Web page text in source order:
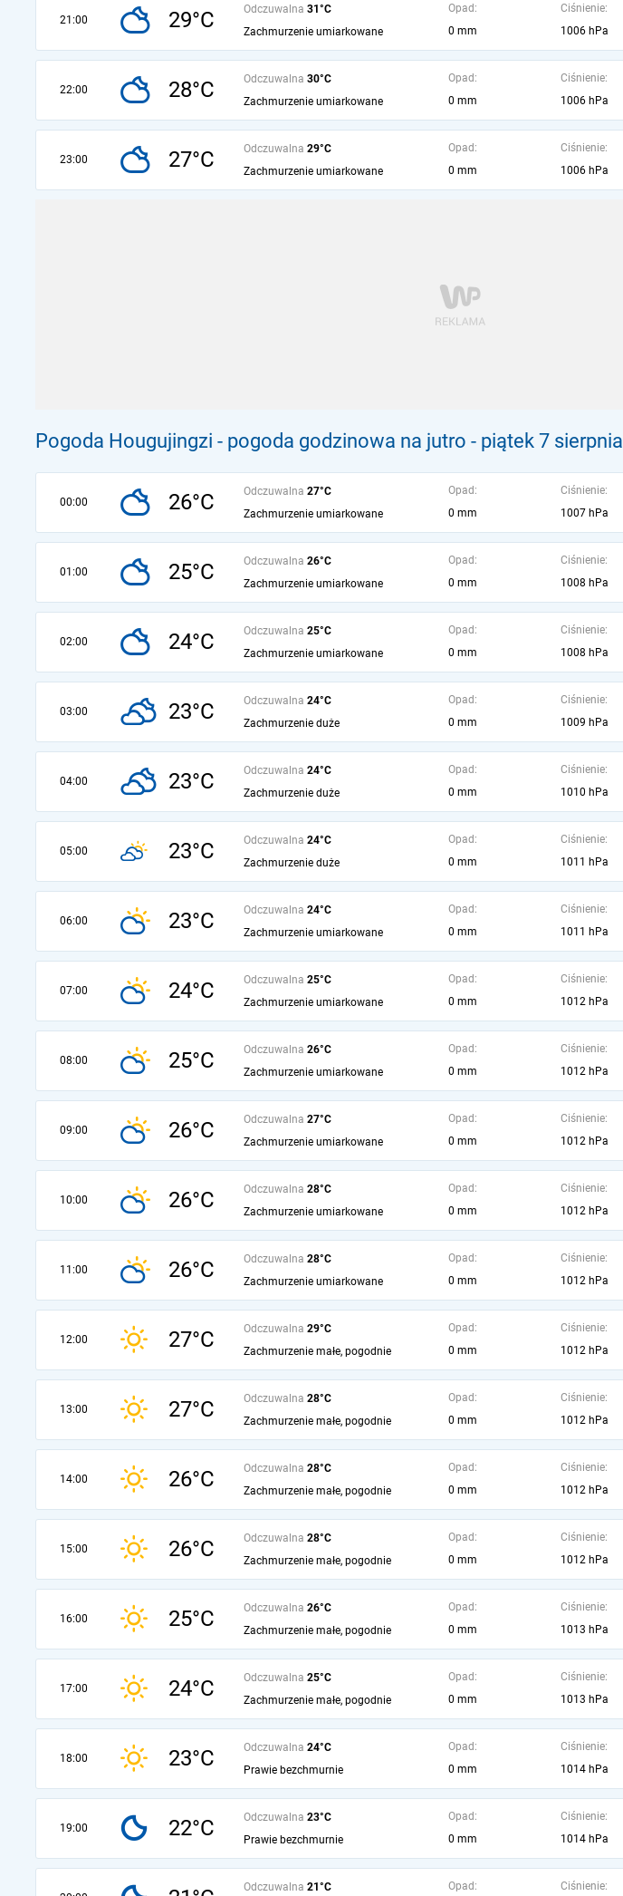
21:00 29°C Odczuwalna 31°C
Zachmurzenie umiarkowane
Opad:
0 mm
Ciśnienie:
1006 hPa
22:00 28°C Odczuwalna 30°C
Zachmurzenie umiarkowane
Opad:
0 mm
Ciśnienie:
1006 hPa
23:00 27°C Odczuwalna 29°C
Zachmurzenie umiarkowane
Opad:
0 mm
Ciśnienie:
1006 hPa
Pogoda Hougujingzi - pogoda godzinowa na jutro - piątek 7 sierpnia
00:00 26°C Odczuwalna 27°C
Zachmurzenie umiarkowane
Opad:
0 mm
Ciśnienie:
1007 hPa
01:00 25°C Odczuwalna 26°C
Zachmurzenie umiarkowane
Opad:
0 mm
Ciśnienie:
1008 hPa
02:00 24°C Odczuwalna 25°C
Zachmurzenie umiarkowane
Opad:
0 mm
Ciśnienie:
1008 hPa
03:00 23°C Odczuwalna 24°C
Zachmurzenie duże
Opad:
0 mm
Ciśnienie:
1009 hPa
04:00 23°C Odczuwalna 24°C
Zachmurzenie duże
Opad:
0 mm
Ciśnienie:
1010 hPa
05:00 23°C Odczuwalna 24°C
Zachmurzenie duże
Opad:
0 mm
Ciśnienie:
1011 hPa
06:00 23°C Odczuwalna 24°C
Zachmurzenie umiarkowane
Opad:
0 mm
Ciśnienie:
1011 hPa
07:00 24°C Odczuwalna 25°C
Zachmurzenie umiarkowane
Opad:
0 mm
Ciśnienie:
1012 hPa
08:00 25°C Odczuwalna 26°C
Zachmurzenie umiarkowane
Opad:
0 mm
Ciśnienie:
1012 hPa
09:00 26°C Odczuwalna 27°C
Zachmurzenie umiarkowane
Opad:
0 mm
Ciśnienie:
1012 hPa
10:00 26°C Odczuwalna 28°C
Zachmurzenie umiarkowane
Opad:
0 mm
Ciśnienie:
1012 hPa
11:00 26°C Odczuwalna 28°C
Zachmurzenie umiarkowane
Opad:
0 mm
Ciśnienie:
1012 hPa
12:00 27°C Odczuwalna 29°C
Zachmurzenie małe, pogodnie
Opad:
0 mm
Ciśnienie:
1012 hPa
13:00 27°C Odczuwalna 28°C
Zachmurzenie małe, pogodnie
Opad:
0 mm
Ciśnienie:
1012 hPa
14:00 26°C Odczuwalna 28°C
Zachmurzenie małe, pogodnie
Opad:
0 mm
Ciśnienie:
1012 hPa
15:00 26°C Odczuwalna 28°C
Zachmurzenie małe, pogodnie
Opad:
0 mm
Ciśnienie:
1012 hPa
16:00 25°C Odczuwalna 26°C
Zachmurzenie małe, pogodnie
Opad:
0 mm
Ciśnienie:
1013 hPa
17:00 24°C Odczuwalna 25°C
Zachmurzenie małe, pogodnie
Opad:
0 mm
Ciśnienie:
1013 hPa
18:00 23°C Odczuwalna 24°C
Prawie bezchmurnie
Opad:
0 mm
Ciśnienie:
1014 hPa
19:00 22°C Odczuwalna 23°C
Prawie bezchmurnie
Opad:
0 mm
Ciśnienie:
1014 hPa
Odczuwalna 21°C Opad: Ciśnienie: